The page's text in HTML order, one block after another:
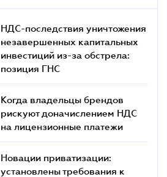
НДС-последствия уничтожения
незавершенных капитальных
инвестиций из-за обстрела:
позиция ГНС
Когда владельцы брендов
рискуют доначислением НДС
на лицензионные платежи
Новации приватизации:
установлены требования к